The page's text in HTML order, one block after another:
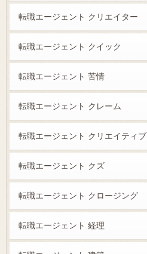
転職エージェント クリエイター
転職エージェント クイック
転職エージェント 苦情
転職エージェント クレーム
転職エージェント クリエイティブ
転職エージェント クズ
転職エージェント クロージング
転職エージェント 経理